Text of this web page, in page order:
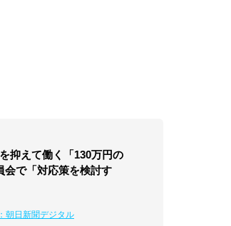
抑えて働く「130万円の
会で「対応策を検討す
朝日新聞デジタル